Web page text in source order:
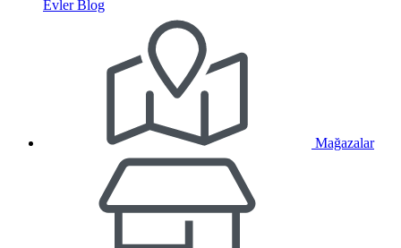
Evler Blog
Mağazalar